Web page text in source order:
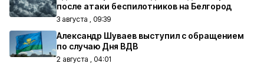
после атаки беспилотников на Белгород
3 августа , 09:39
Александр Шуваев выступил с обращением
по случаю Дня ВДВ
2 августа , 04:01